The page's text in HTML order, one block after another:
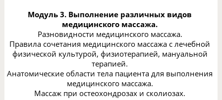
Модуль 3. Выполнение различных видов
медицинского массажа.
Разновидности медицинского массажа.
Правила сочетания медицинского массажа с лечебной
физической культурой, физиотерапией, мануальной
терапией.
Анатомические области тела пациента для выполнения
медицинского массажа.
Массаж при остеохондрозах и сколиозах.